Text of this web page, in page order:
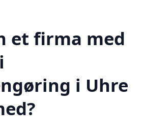
et firma med
i Uhre